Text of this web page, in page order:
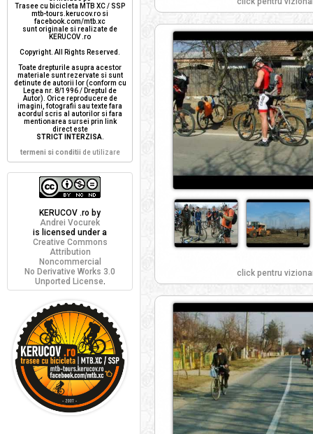
click pentru
Trasee cu bicicleta MTB XC / SSP
mtb-tours.kerucov.ro si
facebook.com/mtb.xc
sunt originale si realizate de
KERUCOV .ro
Copyright. All Rights Reserved.
Toate drepturile asupra acestor
materiale sunt rezervate si sunt
detinute de autorii lor (conform cu
Legea nr. 8/1996 / Dreptul de
Autor). Orice reproducere de
imagini, fotografii sau texte fara
acordul scris al autorilor si fara
mentionarea sursei prin link
direct este
STRICT INTERZISA.
termeni si conditii de utilizare
KERUCOV .ro by
Andrei Vocurek
is licensed under a
Creative Commons
Attribution
Noncommercial
No Derivative Works 3.0
Unported License.